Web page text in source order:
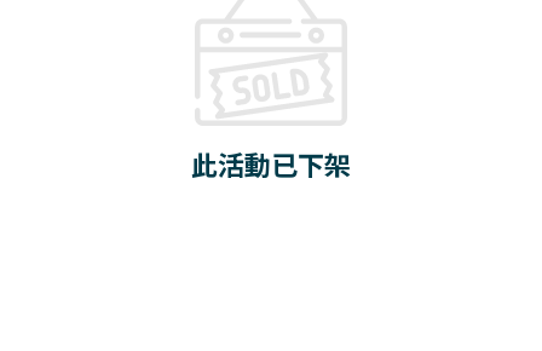
此活動已下架